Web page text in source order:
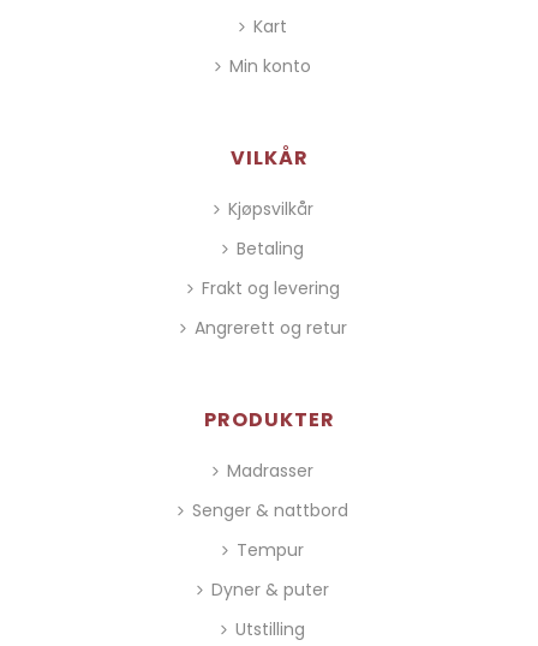
Kart
Min konto
VILKÅR
Kjøpsvilkår
Betaling
Frakt og levering
Angrerett og retur
PRODUKTER
Madrasser
Senger & nattbord
Tempur
Dyner & puter
Utstilling